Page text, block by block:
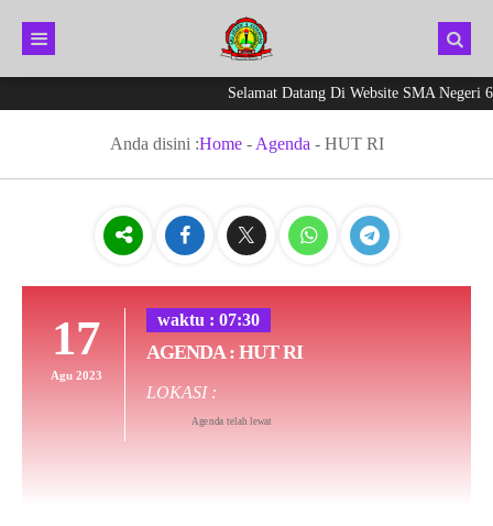
Selamat Datang Di Website SMA Negeri 6
Anda disini :Home- Agenda - HUT RI
17
Agu 2023
waktu : 07:30
AGENDA : HUT RI
LOKASI :
Agenda telah lewat